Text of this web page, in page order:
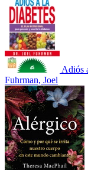
Adiós
Fuhrman, Joel